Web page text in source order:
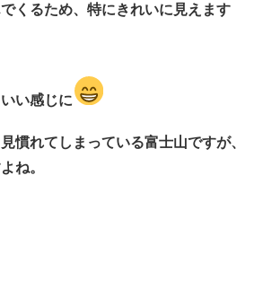
くるため、特にきれいに見えます
い感じに
慣れてしまっている富士山ですが、
ね。